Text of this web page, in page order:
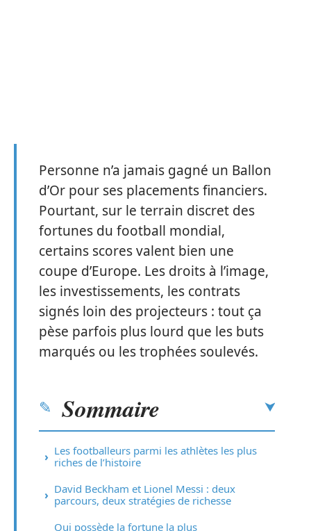
Personne n’a jamais gagné un Ballon
d’Or pour ses placements financiers.
Pourtant, sur le terrain discret des
fortunes du football mondial,
certains scores valent bien une
coupe d’Europe. Les droits à l’image,
les investissements, les contrats
signés loin des projecteurs : tout ça
pèse parfois plus lourd que les buts
marqués ou les trophées soulevés.
Sommaire
Les footballeurs parmi les athlètes les plus
riches de l’histoire
David Beckham et Lionel Messi : deux
parcours, deux stratégies de richesse
Qui possède la fortune la plus